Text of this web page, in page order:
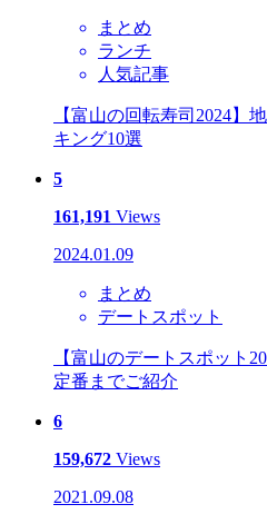
まとめ
ランチ
人気記事
【富山の回転寿司2024】
キング10選
5
161,191 Views
2024.01.09
まとめ
デートスポット
【富山のデートスポット
定番までご紹介
6
159,672 Views
2021.09.08